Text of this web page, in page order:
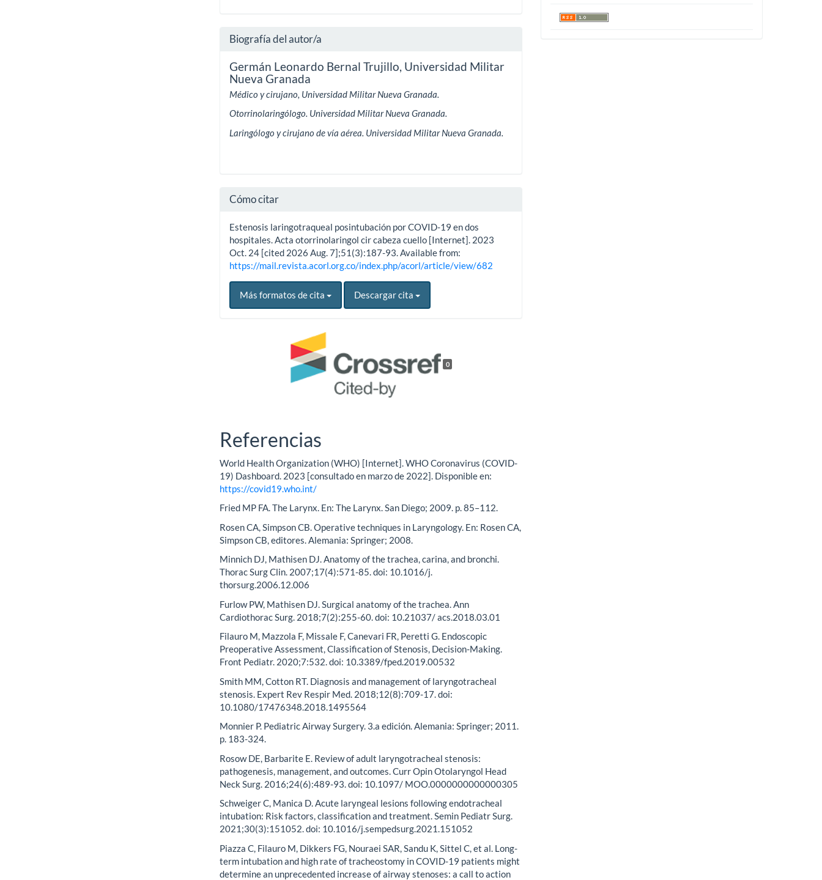
Biografía del autor/a
Germán Leonardo Bernal Trujillo, Universidad Militar
Nueva Granada
Médico y cirujano, Universidad Militar Nueva Granada.
Otorrinolaringólogo. Universidad Militar Nueva Granada.
Laringólogo y cirujano de vía aérea. Universidad Militar Nueva Granada.
Cómo citar
Estenosis laringotraqueal posintubación por COVID-19 en dos
hospitales. Acta otorrinolaringol cir cabeza cuello [Internet]. 2023
Oct. 24 [cited 2026 Aug. 7];51(3):187-93. Available from:
https://mail.revista.acorl.org.co/index.php/acorl/article/view/682
Más formatos de cita Descargar cita
0
Referencias
World Health Organization (WHO) [Internet]. WHO Coronavirus (COVID-
19) Dashboard. 2023 [consultado en marzo de 2022]. Disponible en:
https://covid19.who.int/
Fried MP FA. The Larynx. En: The Larynx. San Diego; 2009. p. 85–112.
Rosen CA, Simpson CB. Operative techniques in Laryngology. En: Rosen CA,
Simpson CB, editores. Alemania: Springer; 2008.
Minnich DJ, Mathisen DJ. Anatomy of the trachea, carina, and bronchi.
Thorac Surg Clin. 2007;17(4):571-85. doi: 10.1016/j.
thorsurg.2006.12.006
Furlow PW, Mathisen DJ. Surgical anatomy of the trachea. Ann
Cardiothorac Surg. 2018;7(2):255-60. doi: 10.21037/ acs.2018.03.01
Filauro M, Mazzola F, Missale F, Canevari FR, Peretti G. Endoscopic
Preoperative Assessment, Classification of Stenosis, Decision-Making.
Front Pediatr. 2020;7:532. doi: 10.3389/fped.2019.00532
Smith MM, Cotton RT. Diagnosis and management of laryngotracheal
stenosis. Expert Rev Respir Med. 2018;12(8):709-17. doi:
10.1080/17476348.2018.1495564
Monnier P. Pediatric Airway Surgery. 3.a edición. Alemania: Springer; 2011.
p. 183-324.
Rosow DE, Barbarite E. Review of adult laryngotracheal stenosis:
pathogenesis, management, and outcomes. Curr Opin Otolaryngol Head
Neck Surg. 2016;24(6):489-93. doi: 10.1097/ MOO.0000000000000305
Schweiger C, Manica D. Acute laryngeal lesions following endotracheal
intubation: Risk factors, classification and treatment. Semin Pediatr Surg.
2021;30(3):151052. doi: 10.1016/j.sempedsurg.2021.151052
Piazza C, Filauro M, Dikkers FG, Nouraei SAR, Sandu K, Sittel C, et al. Long-
term intubation and high rate of tracheostomy in COVID-19 patients might
determine an unprecedented increase of airway stenoses: a call to action